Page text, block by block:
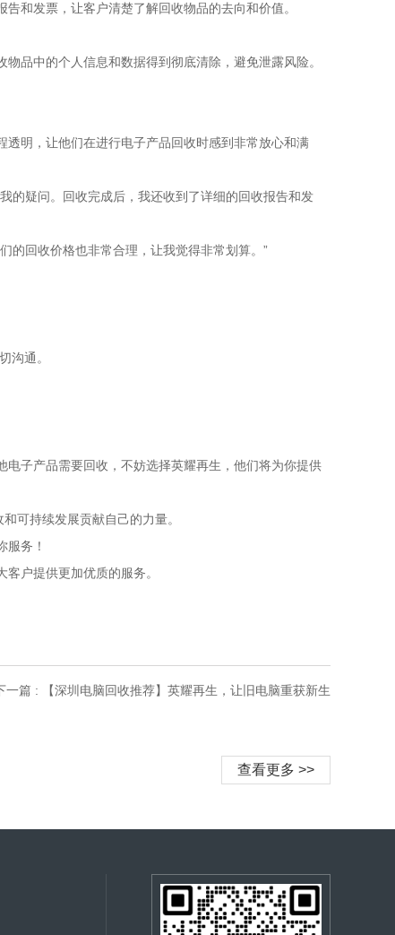
和发票，让客户清楚了解回收物品的去向和价值。
品中的个人信息和数据得到彻底清除，避免泄露风险。
明，让他们在进行电子产品回收时感到非常放心和满
的疑问。回收完成后，我还收到了详细的回收报告和发
的回收价格也非常合理，让我觉得非常划算。”
沟通。
子产品需要回收，不妨选择英耀再生，他们将为你提供
可持续发展贡献自己的力量。
服务！
户提供更加优质的服务。
一篇 : 【深圳电脑回收推荐】英耀再生，让旧电脑重获新生
查看更多 >>